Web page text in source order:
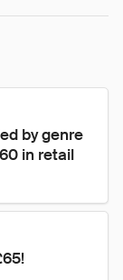
by genre
in retail